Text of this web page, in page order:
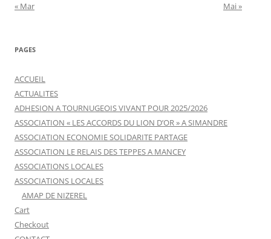
« Mar
Mai »
PAGES
ACCUEIL
ACTUALITES
ADHESION A TOURNUGEOIS VIVANT POUR 2025/2026
ASSOCIATION « LES ACCORDS DU LION D’OR » A SIMANDRE
ASSOCIATION ECONOMIE SOLIDARITE PARTAGE
ASSOCIATION LE RELAIS DES TEPPES A MANCEY
ASSOCIATIONS LOCALES
ASSOCIATIONS LOCALES
AMAP DE NIZEREL
Cart
Checkout